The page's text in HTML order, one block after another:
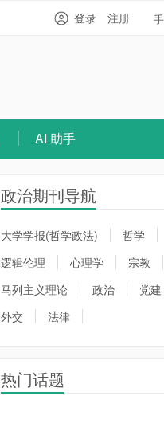
登录 注册
AI 助手
政治期刊导航
大学学报(哲学政法)
哲学
逻辑伦理
心理学
宗教
马列主义理论
政治
党建
外交
法律
热门话题